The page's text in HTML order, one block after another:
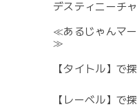
デスティニーチ
≪あるじゃんマ
≫
【タイトル】で
【レーベル】で